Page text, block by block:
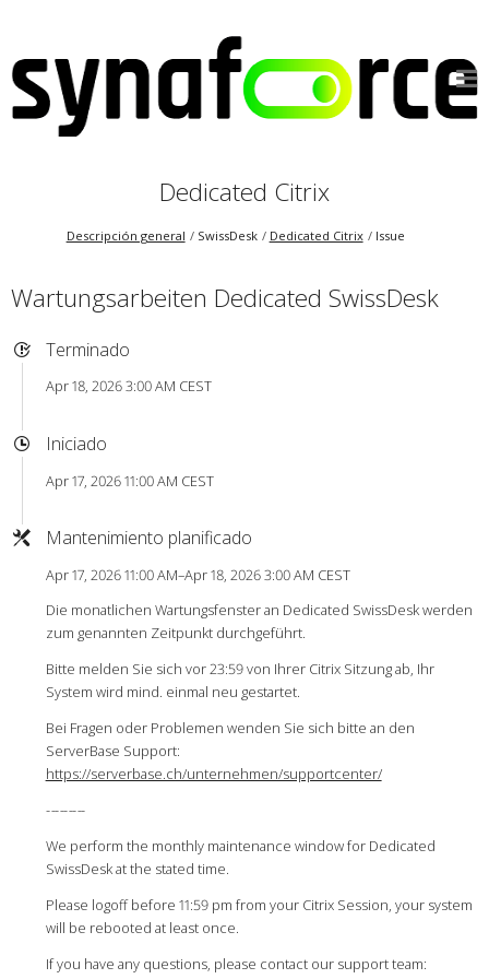
Dedicated Citrix
Descripción general SwissDesk Dedicated Citrix Issue
Wartungsarbeiten Dedicated SwissDesk
Terminado
Apr 18, 2026 3:00 AM CEST
Iniciado
Apr 17, 2026 11:00 AM CEST
Mantenimiento planificado
Apr 17, 2026 11:00 AM–Apr 18, 2026 3:00 AM CEST
Die monatlichen Wartungsfenster an Dedicated SwissDesk werden
zum genannten Zeitpunkt durchgeführt.
Bitte melden Sie sich vor 23:59 von Ihrer Citrix Sitzung ab, Ihr
System wird mind. einmal neu gestartet.
Bei Fragen oder Problemen wenden Sie sich bitte an den
ServerBase Support:
https://serverbase.ch/unternehmen/supportcenter/
---------
We perform the monthly maintenance window for Dedicated
SwissDesk at the stated time.
Please logoff before 11:59 pm from your Citrix Session, your system
will be rebooted at least once.
If you have any questions, please contact our support team: